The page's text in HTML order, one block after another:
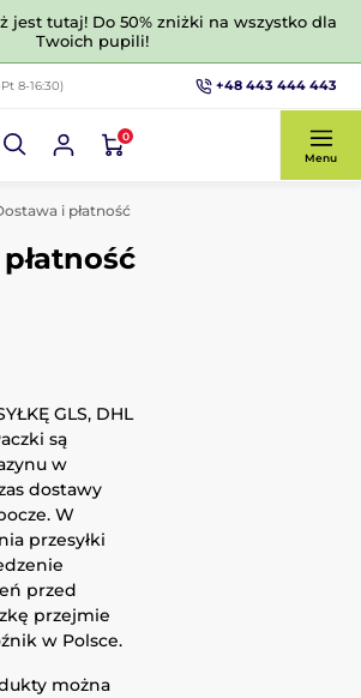
jest tutaj! Do 50% zniżki na wszystko dla
Twoich pupili!
8-16:30) +48 443 444 443
0
Menu
i płatność
GLS, DHL
są
w
dostawy
W
przesyłki
przed
przejmie
w Polsce.
można